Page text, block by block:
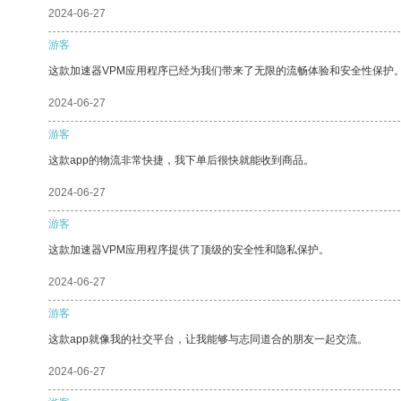
2024-06-27
游客
这款加速器VPM应用程序已经为我们带来了无限的流畅体验和安全性保护
2024-06-27
游客
这款app的物流非常快捷，我下单后很快就能收到商品。
2024-06-27
游客
这款加速器VPM应用程序提供了顶级的安全性和隐私保护。
2024-06-27
游客
这款app就像我的社交平台，让我能够与志同道合的朋友一起交流。
2024-06-27